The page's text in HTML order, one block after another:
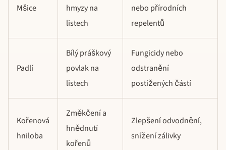
Mšice
hmyzy na
listech
nebo přírodních
repelentů
Padlí
Bílý práškový
povlak na
listech
Fungicidy nebo
odstranění
postižených částí
Kořenová
hniloba
Změkčení a
hnědnutí
kořenů
Zlepšení odvodnění,
snížení zálivky